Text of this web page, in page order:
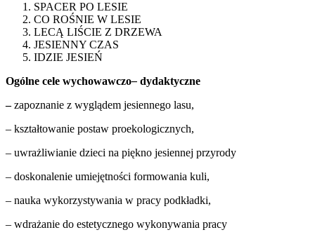
SPACER PO LESIE
CO ROŚNIE W LESIE
LECĄ LIŚCIE Z DRZEWA
JESIENNY CZAS
IDZIE JESIEŃ
Ogólne cele wychowawczo– dydaktyczne
–zapoznanie z wyglądem jesiennego lasu,
– kształtowanie postaw proekologicznych,
– uwrażliwianie dzieci na piękno jesiennej przyrody
– doskonalenie umiejętności formowania kuli,
– nauka wykorzystywania w pracy podkładki,
– wdrażanie do estetycznego wykonywania pracy